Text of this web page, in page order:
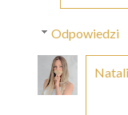
Odpowiedzi